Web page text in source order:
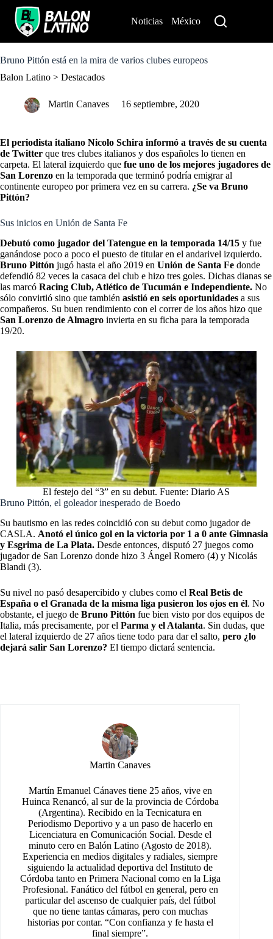
o
o
Noticias México
Bruno Pittón está en la mira de varios clubes europeos
Balon Latino > Destacados
Martin Canaves 16 septiembre, 2020
El periodista italiano Nicolo Schira informó a través de su cuenta
de Twitter que tres clubes italianos y dos españoles lo tienen en
carpeta. El lateral izquierdo que fue uno de los mejores jugadores de
San Lorenzo en la temporada que terminó podría emigrar al
continente europeo por primera vez en su carrera. ¿Se va Bruno
Pittón?
Sus inicios en Unión de Santa Fe
Debutó como jugador del Tatengue en la temporada 14/15 y fue
ganándose poco a poco el puesto de titular en el andarivel izquierdo.
Bruno Pittón jugó hasta el año 2019 en Unión de Santa Fe donde
defendió 82 veces la casaca del club e hizo tres goles. Dichas dianas se
las marcó Racing Club, Atlético de Tucumán e Independiente. No
sólo convirtió sino que también asistió en seis oportunidades a sus
compañeros. Su buen rendimiento con el correr de los años hizo que
San Lorenzo de Almagro invierta en su ficha para la temporada
19/20.
El festejo del “3” en su debut. Fuente: Diario AS
Bruno Pittón, el goleador inesperado de Boedo
Su bautismo en las redes coincidió con su debut como jugador de
CASLA. Anotó el único gol en la victoria por 1 a 0 ante Gimnasia
y Esgrima de La Plata. Desde entonces, disputó 27 juegos como
jugador de San Lorenzo donde hizo 3 Ángel Romero (4) y Nicolás
Blandi (3).
Su nivel no pasó desapercibido y clubes como el Real Betis de
España o el Granada de la misma liga pusieron los ojos en él. No
obstante, el juego de Bruno Pittón fue bien visto por dos equipos de
Italia, más precisamente, por el Parma y el Atalanta. Sin dudas, que
el lateral izquierdo de 27 años tiene todo para dar el salto, pero ¿lo
dejará salir San Lorenzo? El tiempo dictará sentencia.
Martin Canaves
Martín Emanuel Cánaves tiene 25 años, vive en
Huinca Renancó, al sur de la provincia de Córdoba
(Argentina). Recibido en la Tecnicatura en
Periodismo Deportivo y a un paso de hacerlo en
Licenciatura en Comunicación Social. Desde el
minuto cero en Balón Latino (Agosto de 2018).
Experiencia en medios digitales y radiales, siempre
siguiendo la actualidad deportiva del Instituto de
Córdoba tanto en Primera Nacional como en la Liga
Profesional. Fanático del fútbol en general, pero en
particular del ascenso de cualquier país, del fútbol
que no tiene tantas cámaras, pero con muchas
historias por contar. “Con confianza y fe hasta el
final siempre”.